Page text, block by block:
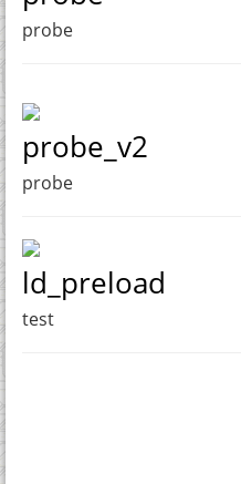
probe
probe_v2
probe
ld_preload
test